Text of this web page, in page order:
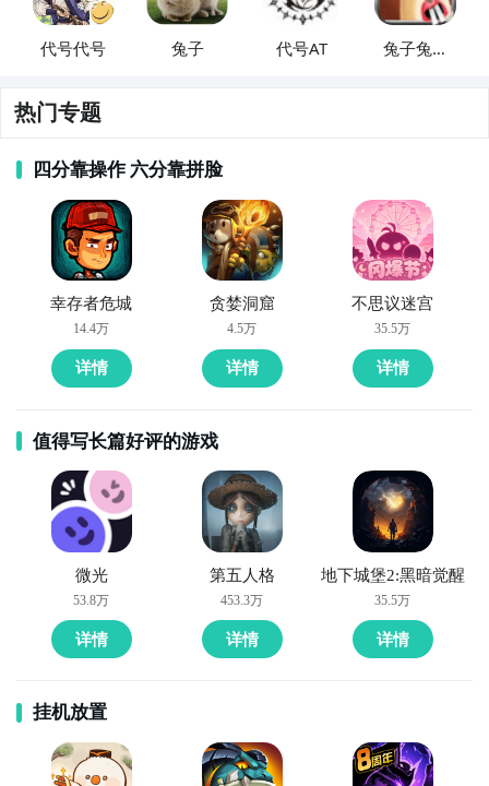
方法二： 下载九游APP，订阅代号：兔子的开测提醒
步骤1：点击下载九游APP；
步骤2：进入APP搜索“代号：兔子”，订阅后可及时接受
九游APP
玩新游 上九游
通过上面的游戏介绍和图片，可能大家对代号：兔子有
大致的了解了，不过这么游戏要怎么样才能抢先体验到
呢？不用担心，目前九游客户端已经开通了测试提醒
了，通过在九游APP中搜索“代号：兔子”，点击右边的
【订阅】或者是【开测提醒】，订阅游戏就不会错过最
先的下载机会了咯！
玩新游 上九游
门近距离旋转机炮可以在不重新装填的情况下进行持续
不断高伤害的火力输出，战斗开始后他们就被一片铺天
盖地的弹雨死死地压制，最后不得不宣告投降。正如爱
丽丝料想的一样，这台打上了她个人鲜明印记的机甲以
一场实力的碾压成功引起了所有人的瞩目。她欢迎那些
想要坐上这套机甲的人向她下单订购，前提是他们能够
支付得起她索要的巨额回报。
代号代号 兔子 代号AT
兔子兔子
热门专题
四分靠操作 六分靠拼脸
幸存者危城
14.4万
详情
贪婪洞窟
4.5万
详情
不思议迷宫
35.5万
详情
值得写长篇好评的游戏
微光
53.8万
详情
第五人格
453.3万
详情
地下城堡2:黑暗觉醒
35.5万
详情
挂机放置